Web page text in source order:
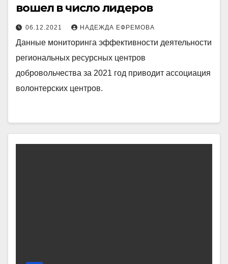
вошел в число лидеров
06.12.2021 НАДЕЖДА ЕФРЕМОВА
Данные мониторинга эффективности деятельности
региональных ресурсных центров
добровольчества за 2021 год приводит ассоциация
волонтерских центров.